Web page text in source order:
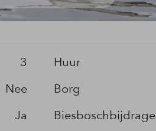
3
Nee
Ja
Huur
Borg
Biesboschbijdrage